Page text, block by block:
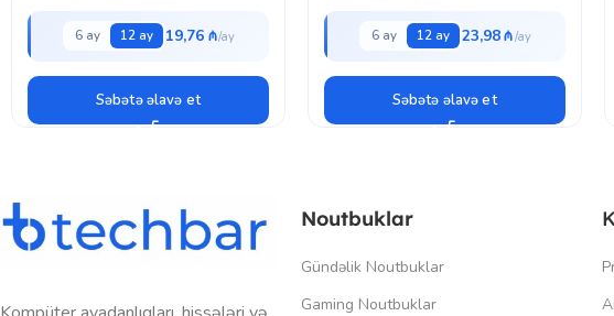
6 ay 12 ay 19,76 ₼
Səbətə əlavə et
6 ay 12 ay 23,98 ₼
Səbətə əlavə et
Noutbuklar
Gündəlik Noutbuklar
Gaming Noutbuklar